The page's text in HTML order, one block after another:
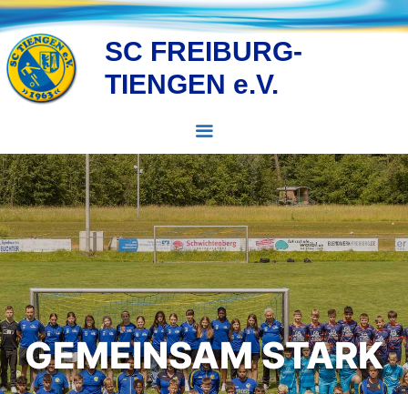
Zum
Inhalt
springen
SC FREIBURG-
TIENGEN e.V.
GEMEINSAM STARK